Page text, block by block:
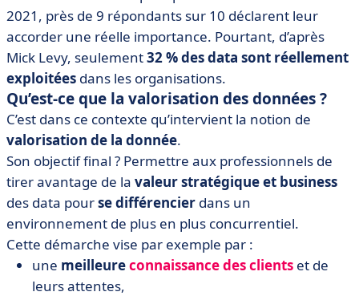
2021, près de 9 répondants sur 10 déclarent leur
accorder une réelle importance. Pourtant, d’après
Mick Levy, seulement32 % des data sont réellement
exploitées dans les organisations.
Qu’est-ce que la valorisation des données ?
C’est dans ce contexte qu’intervient la notion de
valorisation de la donnée.
Son objectif final ? Permettre aux professionnels de
tirer avantage de la valeur stratégique et business
des data pourse différencier dans un
environnement de plus en plus concurrentiel.
Cette démarche vise par exemple par :
une meilleureconnaissance des clients et de
leurs attentes,